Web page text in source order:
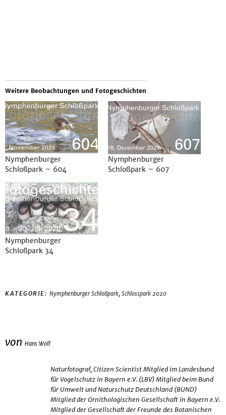
Weitere Beobachtungen und Fotogeschichten
Nymphenburger
Schloßpark – 604
Nymphenburger
Schloßpark – 607
Nymphenburger
Schloßpark 34
KATEGORIE: Nymphenburger Schloßpark, Schlosspark 2020
von Hans Wolf
Naturfotograf, Citizen Scientist Mitglied im Landesbund
für Vogelschutz in Bayern e.V. (LBV) Mitglied beim Bund
für Umwelt und Naturschutz Deutschland (BUND)
Mitglied der Ornithologischen Gesellschaft in Bayern e.V.
Mitglied der Gesellschaft der Freunde des Botanischen